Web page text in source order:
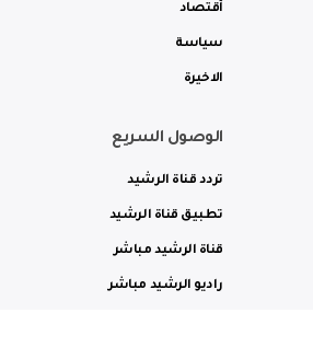
أقتصاد
سياسة
الاخيرة
الوصول السريع
تردد قناة الرشيد
تطبيق قناة الرشيد
قناة الرشيد مباشر
راديو الرشيد مباشر